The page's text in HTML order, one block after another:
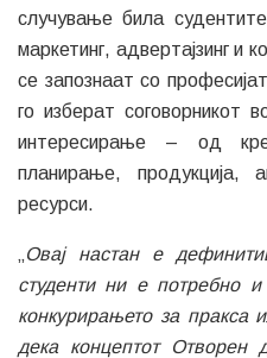
случување била
маркетинг, адвертајзинг и
се запознаат со
го изберат соговорникот
интересирање – од
планирање, продукција,
ресурси.
Овај настан е
студенти ни е потребно
конкурирањето за пракса
дека концептот Отворен